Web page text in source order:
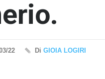
22 Di GIOIA LOGIRI